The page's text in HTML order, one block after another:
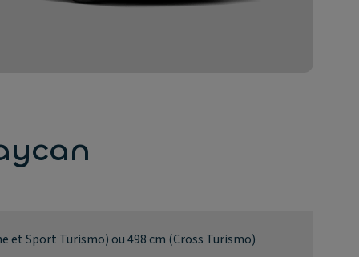
et Sport Turismo) ou 498 cm (Cross Turismo)